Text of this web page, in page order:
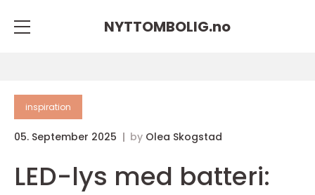
NYTTOMBOLIG.no
inspiration
05. September 2025 by Olea Skogstad
LED-lys med batteri: